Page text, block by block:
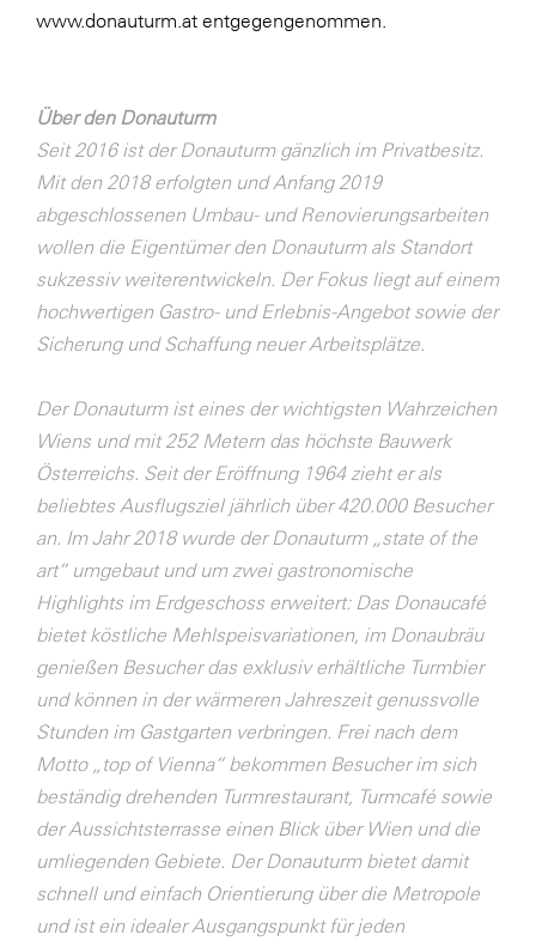
www.donauturm.at entgegengenommen.
Über den Donauturm
Seit 2016 ist der Donauturm gänzlich im Privatbesitz.
Mit den 2018 erfolgten und Anfang 2019
abgeschlossenen Umbau- und Renovierungsarbeiten
wollen die Eigentümer den Donauturm als Standort
sukzessiv weiterentwickeln. Der Fokus liegt auf einem
hochwertigen Gastro- und Erlebnis-Angebot sowie der
Sicherung und Schaffung neuer Arbeitsplätze.
Der Donauturm ist eines der wichtigsten Wahrzeichen
Wiens und mit 252 Metern das höchste Bauwerk
Österreichs. Seit der Eröffnung 1964 zieht er als
beliebtes Ausflugsziel jährlich über 420.000 Besucher
an. Im Jahr 2018 wurde der Donauturm „state of the
art“ umgebaut und um zwei gastronomische
Highlights im Erdgeschoss erweitert: Das Donaucafé
bietet köstliche Mehlspeisvariationen, im Donaubräu
genießen Besucher das exklusiv erhältliche Turmbier
und können in der wärmeren Jahreszeit genussvolle
Stunden im Gastgarten verbringen. Frei nach dem
Motto „top of Vienna“ bekommen Besucher im sich
beständig drehenden Turmrestaurant, Turmcafé sowie
der Aussichtsterrasse einen Blick über Wien und die
umliegenden Gebiete. Der Donauturm bietet damit
schnell und einfach Orientierung über die Metropole
und ist ein idealer Ausgangspunkt für jeden